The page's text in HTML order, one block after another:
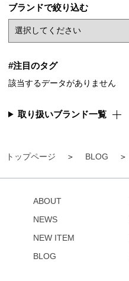
トップページ BLOG
ブランドで絞り込む
#注目のタグ
該当するデータがありません
取り扱いブランド一覧
ABOUT
NEWS
NEW ITEM
BLOG